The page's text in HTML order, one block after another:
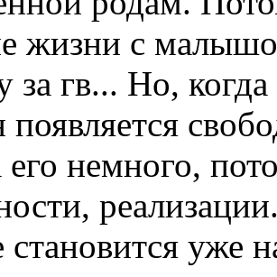
жизни с
за гв... Но,
его немного,
становится уже